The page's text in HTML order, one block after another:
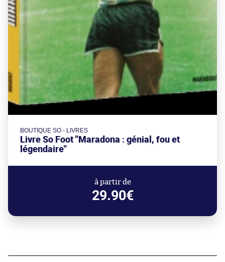
BOUTIQUE SO - LIVRES
Livre So Foot "Maradona : génial, fou et
légendaire"
à partir de
29.90€